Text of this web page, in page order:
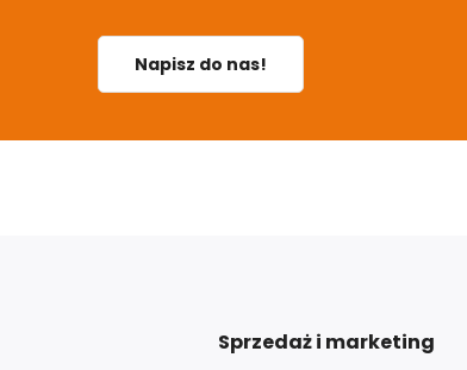
Napisz do nas!
Sprzedaż i marketing